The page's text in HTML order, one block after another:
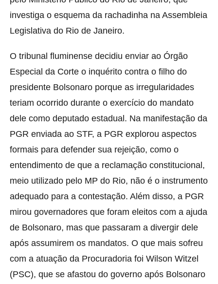
investiga o esquema da rachadinha na Assembleia
Legislativa do Rio de Janeiro.
O tribunal fluminense decidiu enviar ao Órgão
Especial da Corte o inquérito contra o filho do
presidente Bolsonaro porque as irregularidades
teriam ocorrido durante o exercício do mandato
dele como deputado estadual. Na manifestação da
PGR enviada ao STF, a PGR explorou aspectos
formais para defender sua rejeição, como o
entendimento de que a reclamação constitucional,
meio utilizado pelo MP do Rio, não é o instrumento
adequado para a contestação. Além disso, a PGR
mirou governadores que foram eleitos com a ajuda
de Bolsonaro, mas que passaram a divergir dele
após assumirem os mandatos. O que mais sofreu
com a atuação da Procuradoria foi Wilson Witzel
(PSC), que se afastou do governo após Bolsonaro